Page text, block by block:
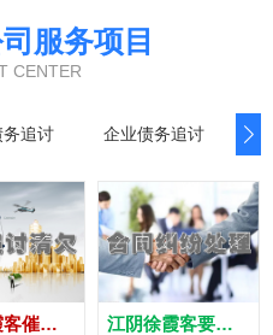
服务项目
CENTER
追讨 企业债务追讨
江阴徐霞客催债公司 江阴徐霞客要账公司